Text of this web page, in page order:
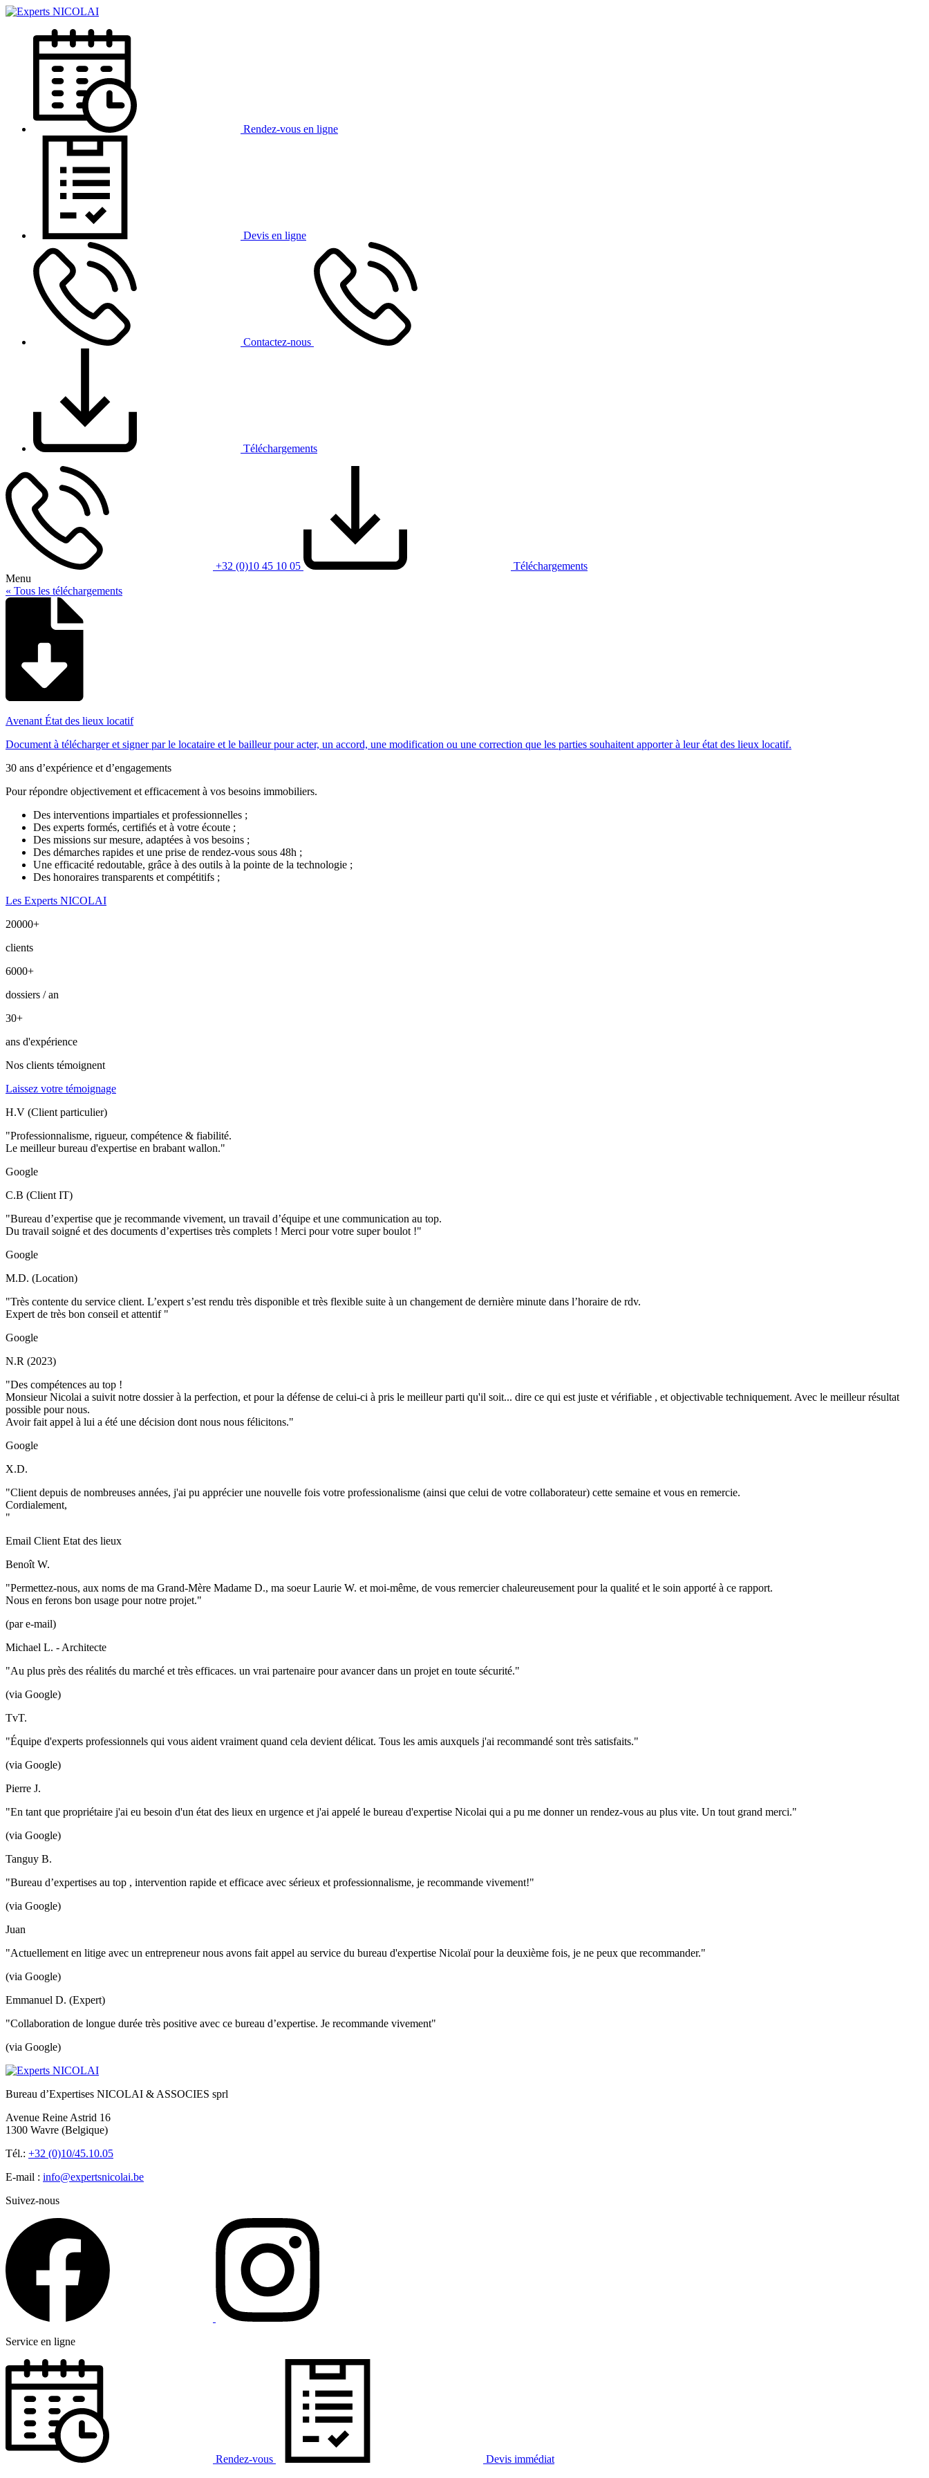
Rendez-vous en ligne
Devis en ligne
Contactez-nous
Téléchargements
+32 (0)10 45 10 05
Téléchargements
Menu
« Tous les téléchargements
Avenant État des lieux locatif
Document à télécharger et signer par le locataire et le bailleur pour acter, un accord, une modification ou une correction que les parties souhaitent apporter à leur état des lieux locatif.
30 ans d’expérience et d’engagements
Pour répondre objectivement et efficacement à vos besoins immobiliers.
Des interventions impartiales et professionnelles ;
Des experts formés, certifiés et à votre écoute ;
Des missions sur mesure, adaptées à vos besoins ;
Des démarches rapides et une prise de rendez-vous sous 48h ;
Une efficacité redoutable, grâce à des outils à la pointe de la technologie ;
Des honoraires transparents et compétitifs ;
Les Experts NICOLAI
20000+
clients
6000+
dossiers / an
30+
ans d'expérience
Nos clients témoignent
Laissez votre témoignage
H.V (Client particulier)
"Professionnalisme, rigueur, compétence & fiabilité.
Le meilleur bureau d'expertise en brabant wallon."
Google
C.B (Client IT)
"Bureau d’expertise que je recommande vivement, un travail d’équipe et une communication au top.
Du travail soigné et des documents d’expertises très complets ! Merci pour votre super boulot !"
Google
M.D. (Location)
"Très contente du service client. L’expert s’est rendu très disponible et très flexible suite à un changement de dernière minute dans l’horaire de rdv.
Expert de très bon conseil et attentif "
Google
N.R (2023)
"Des compétences au top !
Monsieur Nicolai a suivit notre dossier à la perfection, et pour la défense de celui-ci à pris le meilleur parti qu'il soit... dire ce qui est juste et vérifiable , et objectivable techniquement. Avec le meilleur résultat
possible pour nous.
Avoir fait appel à lui a été une décision dont nous nous félicitons."
Google
X.D.
"Client depuis de nombreuses années, j'ai pu apprécier une nouvelle fois votre professionalisme (ainsi que celui de votre collaborateur) cette semaine et vous en remercie.
Cordialement,
"
Email Client Etat des lieux
Benoît W.
"Permettez-nous, aux noms de ma Grand-Mère Madame D., ma soeur Laurie W. et moi-même, de vous remercier chaleureusement pour la qualité et le soin apporté à ce rapport.
Nous en ferons bon usage pour notre projet."
(par e-mail)
Michael L. - Architecte
"Au plus près des réalités du marché et très efficaces. un vrai partenaire pour avancer dans un projet en toute sécurité."
(via Google)
TvT.
"Équipe d'experts professionnels qui vous aident vraiment quand cela devient délicat. Tous les amis auxquels j'ai recommandé sont très satisfaits."
(via Google)
Pierre J.
"En tant que propriétaire j'ai eu besoin d'un état des lieux en urgence et j'ai appelé le bureau d'expertise Nicolai qui a pu me donner un rendez-vous au plus vite. Un tout grand merci."
(via Google)
Tanguy B.
"Bureau d’expertises au top , intervention rapide et efficace avec sérieux et professionnalisme, je recommande vivement!"
(via Google)
Juan
"Actuellement en litige avec un entrepreneur nous avons fait appel au service du bureau d'expertise Nicolaï pour la deuxième fois, je ne peux que recommander."
(via Google)
Emmanuel D. (Expert)
"Collaboration de longue durée très positive avec ce bureau d’expertise. Je recommande vivement"
(via Google)
Bureau d’Expertises NICOLAI & ASSOCIES sprl
Avenue Reine Astrid 16
1300 Wavre (Belgique)
Tél.: +32 (0)10/45.10.05
E-mail : info@expertsnicolai.be
Suivez-nous
Service en ligne
Rendez-vous
Devis immédiat